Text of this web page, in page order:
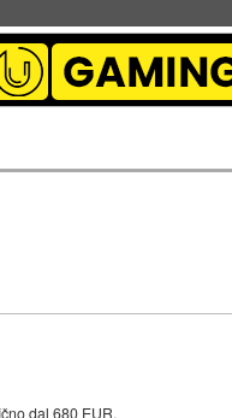
dal 680 EUR.